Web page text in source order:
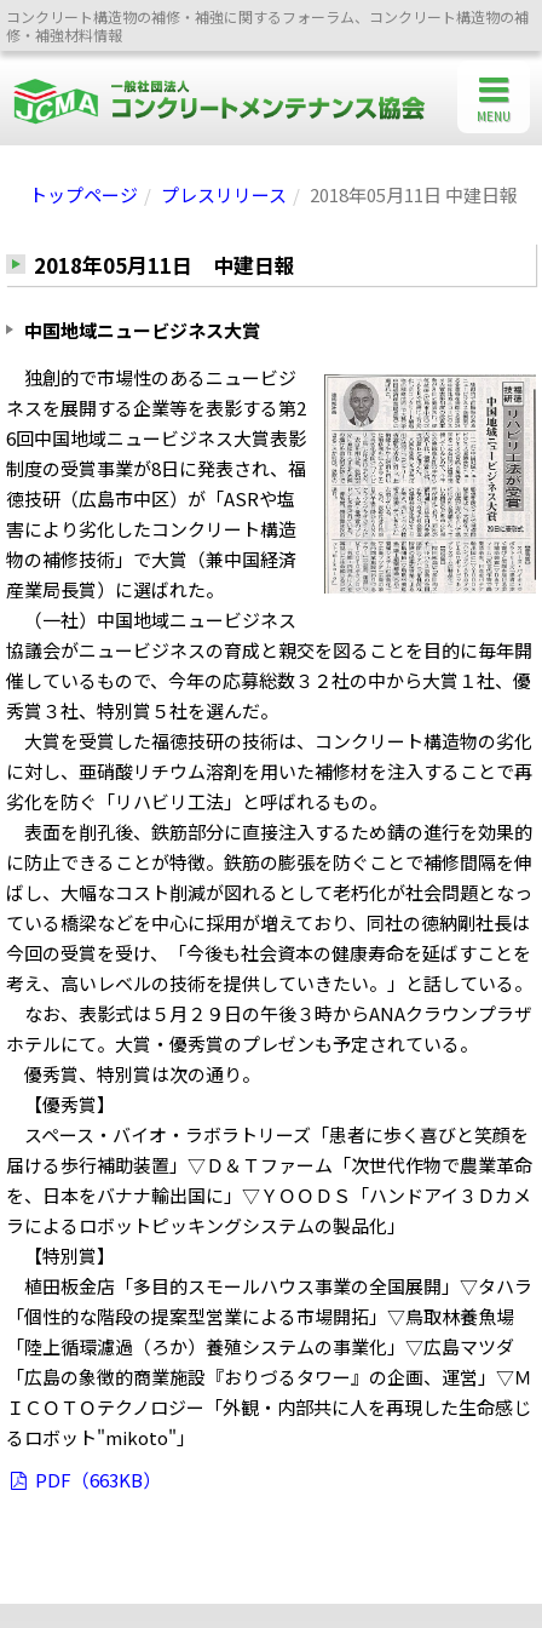
コンクリート構造物の補修・補強に関するフォーラム、コンクリート構造物の補
修・補強材料情報
トップページ プレスリリース 2018年05月11日 中建日報
2018年05月11日 中建日報
中国地域ニュービジネス大賞
独創的で市場性のあるニュービジ
ネスを展開する企業等を表影する第2
6回中国地域ニュービジネス大賞表影
制度の受賞事業が8日に発表され、福
徳技研（広島市中区）が「ASRや塩
害により劣化したコンクリート構造
物の補修技術」で大賞（兼中国経済
産業局長賞）に選ばれた。
（一社）中国地域ニュービジネス
協議会がニュービジネスの育成と親交を図ることを目的に毎年開
催しているもので、今年の応募総数３２社の中から大賞１社、優
秀賞３社、特別賞５社を選んだ。
大賞を受賞した福徳技研の技術は、コンクリート構造物の劣化
に対し、亜硝酸リチウム溶剤を用いた補修材を注入することで再
劣化を防ぐ「リハビリ工法」と呼ばれるもの。
表面を削孔後、鉄筋部分に直接注入するため錆の進行を効果的
に防止できることが特徴。鉄筋の膨張を防ぐことで補修間隔を伸
ばし、大幅なコスト削減が図れるとして老朽化が社会問題となっ
ている橋梁などを中心に採用が増えており、同社の徳納剛社長は
今回の受賞を受け、「今後も社会資本の健康寿命を延ばすことを
考え、高いレベルの技術を提供していきたい。」と話している。
なお、表影式は５月２９日の午後３時からANAクラウンプラザ
ホテルにて。大賞・優秀賞のプレゼンも予定されている。
優秀賞、特別賞は次の通り。
【優秀賞】
スペース・バイオ・ラボラトリーズ「患者に歩く喜びと笑顔を
届ける歩行補助装置」▽Ｄ＆Ｔファーム「次世代作物で農業革命
を、日本をバナナ輸出国に」▽ＹＯＯＤＳ「ハンドアイ３Ｄカメ
ラによるロボットピッキングシステムの製品化」
【特別賞】
植田板金店「多目的スモールハウス事業の全国展開」▽タハラ
「個性的な階段の提案型営業による市場開拓」▽鳥取林養魚場
「陸上循環濾過（ろか）養殖システムの事業化」▽広島マツダ
「広島の象徴的商業施設『おりづるタワー』の企画、運営」▽Ｍ
ＩＣＯＴＯテクノロジー「外観・内部共に人を再現した生命感じ
るロボット"mikoto"」
PDF（663KB）
MENU